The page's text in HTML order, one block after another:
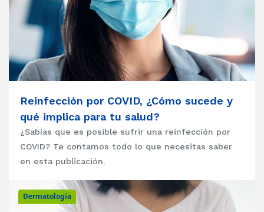
Reinfección por COVID, ¿Cómo sucede y
qué implica para tu salud?
¿Sabías que es posible sufrir una reinfección por
COVID? Te contamos todo lo que necesitas saber
en esta publicación.
Dermatología